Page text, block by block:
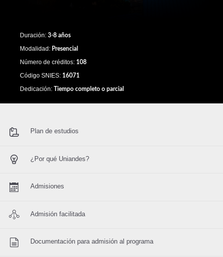
Duración: 3-8 años
Modalidad: Presencial
Número de créditos: 108
Código SNIES: 16071
Dedicación: Tiempo completo o parcial
Plan de estudios
¿Por qué Uniandes?
Admisiones
Admisión facilitada
Documentación para admisión al programa